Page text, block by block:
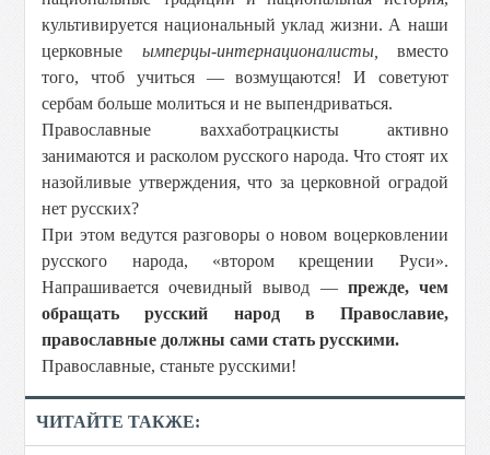
культивируется национальный уклад жизни. А наши
церковные ымперцы-интернационалисты,
вместо
того, чтоб учиться — возмущаются! И советуют
сербам больше молиться и не выпендриваться.
Православные ваххаботрацкисты активно
занимаются и расколом русского народа. Что стоят их
назойливые утверждения, что за церковной оградой
нет русских?
При этом ведутся разговоры о новом воцерковлении
русского народа, «втором крещении Руси».
Напрашивается очевидный вывод — прежде, чем
обращать русский народ в Православие,
православные должны сами стать русскими.
Православные, станьте русскими!
ЧИТАЙТЕ ТАКЖЕ: